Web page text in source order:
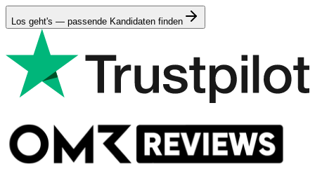
Los geht's — passende Kandidaten finden